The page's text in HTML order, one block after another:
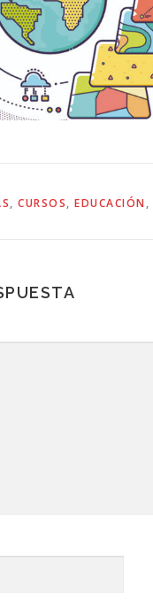
, CURSOS, EDUCACIÓN ,